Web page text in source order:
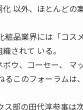
以外、ほとんど
品業界には「コス
されて いる。
ウ、コーセー、 マ
るこのフォーラムは
部の田代淳参事は